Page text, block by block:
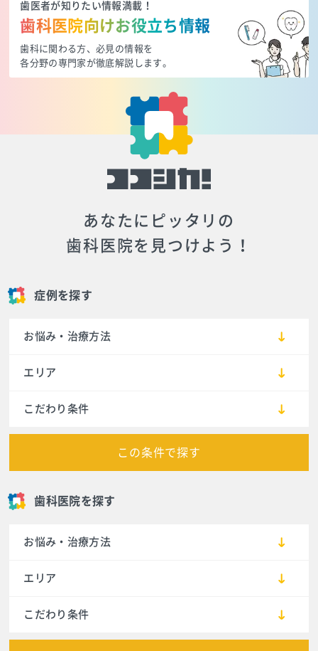
歯医者が知りたい情報満載！
歯科医院向けお役立ち情報
歯科に関わる方、必見の情報を
各分野の専門家が徹底解説します。
あなたにピッタリの
歯科医院を見つけよう！
症例を探す
お悩み・治療方法
エリア
こだわり条件
この条件で探す
歯科医院を探す
お悩み・治療方法
エリア
こだわり条件